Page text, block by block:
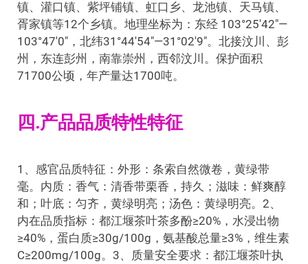
镇、灌口镇、紫坪铺镇、虹口乡、龙池镇、天马镇、
胥家镇等12个乡镇。地理坐标为：东经 103°25′42″—
103°47′0″，北纬31°44′54″—31°02′9″。北接汶川、彭
州，东连彭州，南靠崇州，西邻汶川。保护面积
71700公顷，年产量达1700吨。
四.产品品质特性特征
1、感官品质特征：外形：条索自然微卷，黄绿带
毫。内质：香气：清香带栗香，持久；滋味：鲜爽醇
和；叶底：匀齐，黄绿明亮；汤色：黄绿明亮。2、
内在品质指标：都江堰茶叶茶多酚≥20%，水浸出物
≥40%，蛋白质≥30g/100g，氨基酸总量≥3%，维生素
C≥200mg/100g。3、质量安全要求：都江堰茶叶执